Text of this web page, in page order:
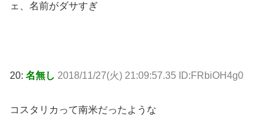
ェ、名前がダサすぎ
20: 名無し 2018/11/27(火) 21:09:57.35 ID:FRbiOH4g0
コスタリカって南米だったような